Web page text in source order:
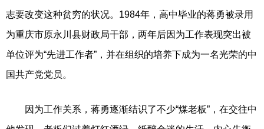
志要改变这种贫穷的状况。1984年，高中毕业的蒋勇被录用
为重庆市原永川县财政局干部，两年后因为工作表现突出被
单位评为“先进工作者”，并在组织的培养下成为一名光荣的中
国共产党党员。
因为工作关系，蒋勇逐渐结识了不少“煤老板”，在交往中